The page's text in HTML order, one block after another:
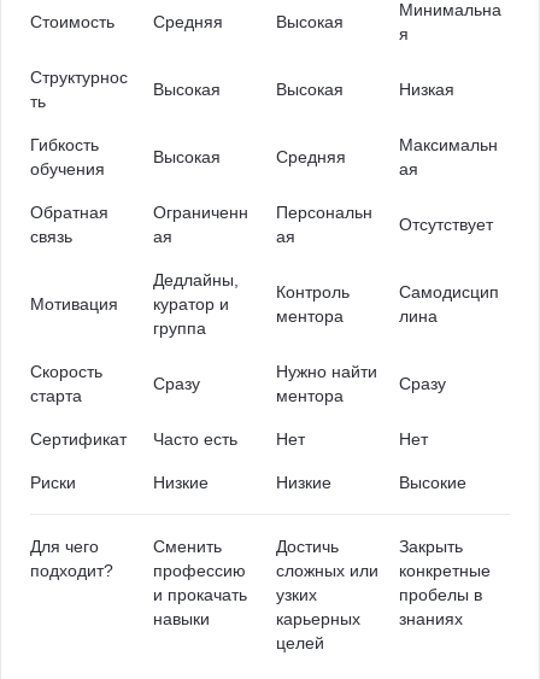
Стоимость Средняя Высокая
Минимальна
я
Структурнос
ть
Высокая Высокая Низкая
Гибкость
обучения
Высокая Средняя
Максимальн
ая
Обратная
связь
Ограниченн
ая
Персональн
ая
Отсутствует
Мотивация
Дедлайны,
куратор и
группа
Контроль
ментора
Самодисцип
лина
Скорость
старта
Сразу
Нужно найти
ментора
Сразу
Сертификат Часто есть Нет Нет
Риски Низкие Низкие Высокие
Для чего
подходит?
Сменить
профессию
и прокачать
навыки
Достичь
сложных или
узких
карьерных
целей
Закрыть
конкретные
пробелы в
знаниях